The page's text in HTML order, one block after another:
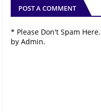
POST A COMMENT
* Please Don't Spam
by Admin.